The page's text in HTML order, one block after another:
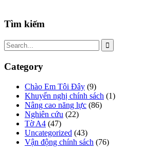
Tìm kiếm
Category
Chào Em Tôi Đây (9)
Khuyến nghị chính sách (1)
Nâng cao năng lực (86)
Nghiên cứu (22)
Tờ A4 (47)
Uncategorized (43)
Vận động chính sách (76)